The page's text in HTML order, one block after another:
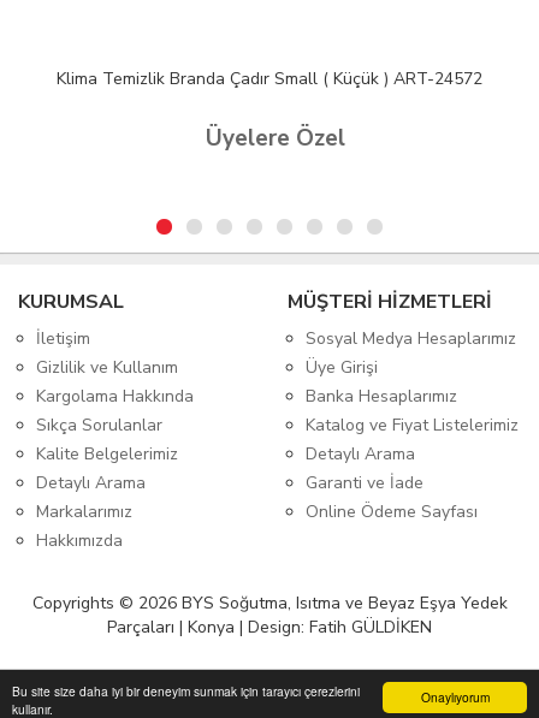
Onaylıyorum
Bu site size daha iyi bir deneyim sunmak için tarayıcı çerezlerini
kullanır.
Anasayfa Sipariş Takibi İletişim
Klima Temizlik Branda Çadır Small ( Küçük ) ART-24572
Üyelere Özel
KURUMSAL
İletişim
Gizlilik ve Kullanım
Kargolama Hakkında
Sıkça Sorulanlar
Kalite Belgelerimiz
Detaylı Arama
Markalarımız
Hakkımızda
MÜŞTERİ HİZMETLERİ
Sosyal Medya Hesaplarımız
Üye Girişi
Banka Hesaplarımız
Katalog ve Fiyat Listelerimiz
Detaylı Arama
Garanti ve İade
Online Ödeme Sayfası
Copyrights © 2026 BYS Soğutma, Isıtma ve Beyaz Eşya Yedek
Parçaları | Konya | Design: Fatih GÜLDİKEN